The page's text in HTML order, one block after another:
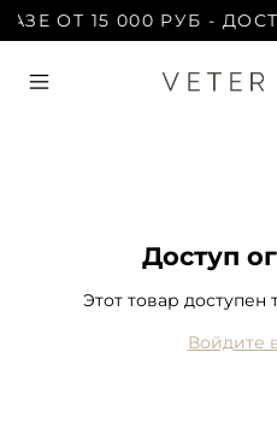
ОТ 15 000 РУБ -
Доступ
Этот товар доступен
Войдите